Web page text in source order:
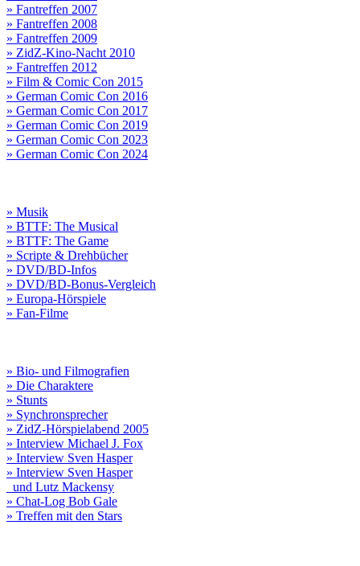
» Fantreffen 2007
» Fantreffen 2008
» Fantreffen 2009
» ZidZ-Kino-Nacht 2010
» Fantreffen 2012
» Film & Comic Con 2015
» German Comic Con 2016
» German Comic Con 2017
» German Comic Con 2019
» German Comic Con 2023
» German Comic Con 2024
» Musik
» BTTF: The Musical
» BTTF: The Game
» Scripte & Drehbücher
» DVD/BD-Infos
» DVD/BD-Bonus-Vergleich
» Europa-Hörspiele
» Fan-Filme
» Bio- und Filmografien
» Die Charaktere
» Stunts
» Synchronsprecher
» ZidZ-Hörspielabend 2005
» Interview Michael J. Fox
» Interview Sven Hasper
» Interview Sven Hasper
und Lutz Mackensy
» Chat-Log Bob Gale
» Treffen mit den Stars